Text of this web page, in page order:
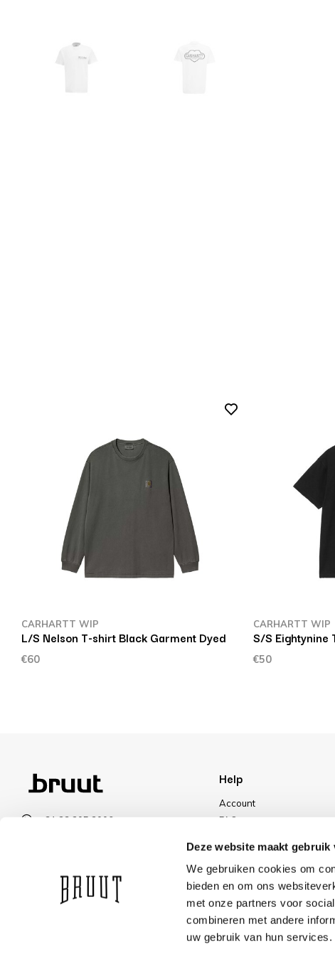
Deze website maakt gebruik
We gebruiken cookies om
bieden en om ons
met onze partners voor
combineren met andere
uw gebruik van hun services.
CARHARTT WIP
L/S Nelson T-shirt Black Garment Dyed
€60
CARHARTT WIP
S/S Eightynine
€50
+31 23 205 2006
VIEW OPENING HOURS
Help
Account
FAQ
Payment Methods
Shipping
Discount